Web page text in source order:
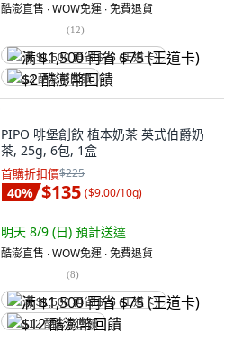
酷澎直售 ∙ WOW免運 ∙ 免費退貨
(12)
满 $1,500 再省 $75 (王道卡)
$2 酷澎幣回饋
PIPO 啡堡創飲 植本奶茶 英式伯爵奶
茶, 25g, 6包, 1盒
首購折扣價$225
40% $135 ($9.00/10g)
明天 8/9 (日) 預計送達
酷澎直售 ∙ WOW免運 ∙ 免費退貨
(8)
满 $1,500 再省 $75 (王道卡)
$12 酷澎幣回饋